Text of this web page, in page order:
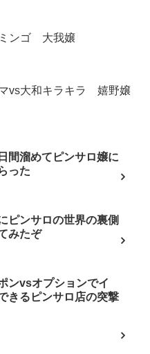
ンゴ 大我嬢
vs大和キラキラ 嬉野嬢
間溜めてピンサロ嬢に
った
ピンサロの世界の裏側
みたぞ
ンvsオプションでイ
きるピンサロ店の突撃